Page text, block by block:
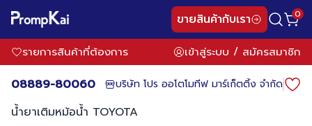
ขายสินค้ากับเรา 0
รายการสินค้าที่ต้องการ เข้าสู่ระบบ / สมัครสมาชิก
08889-80060 บริษัท โปร ออโตโมทีฟ มาร์เก็ตติ้ง จำกัด
น้ำยาเติมหม้อน้ำ TOYOTA